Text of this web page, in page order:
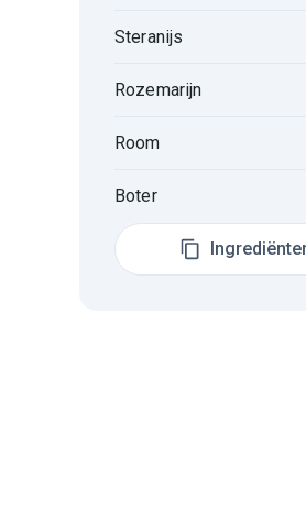
Steranijs
Rozemarijn
Room
Boter